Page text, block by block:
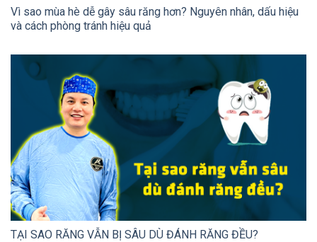
Vì sao mùa hè dễ gây sâu răng hơn? Nguyên nhân, dấu hiệu
và cách phòng tránh hiệu quả
TẠI SAO RĂNG VẪN BỊ SÂU DÙ ĐÁNH RĂNG ĐỀU?